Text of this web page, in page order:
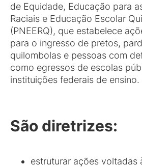
de Equidade, Educação para
Raciais e Educação Escolar
(PNEERQ), que estabelece
para o ingresso de pretos,
quilombolas e pessoas com
como egressos de escolas
instituições federais de ensino.
São diretrizes:
estruturar ações voltadas